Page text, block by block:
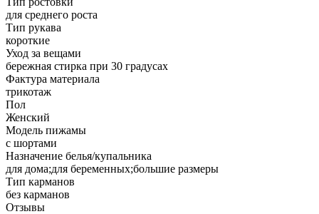
для среднего роста
Тип рукава
короткие
Уход за вещами
бережная стирка при 30 градусах
Фактура материала
трикотаж
Пол
Женский
Модель пижамы
с шортами
Назначение белья/купальника
для дома;для беременных;большие размеры
Тип карманов
без карманов
Отзывы